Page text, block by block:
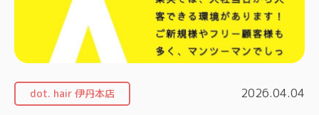
dot. hair 伊丹本店 2026.04.04